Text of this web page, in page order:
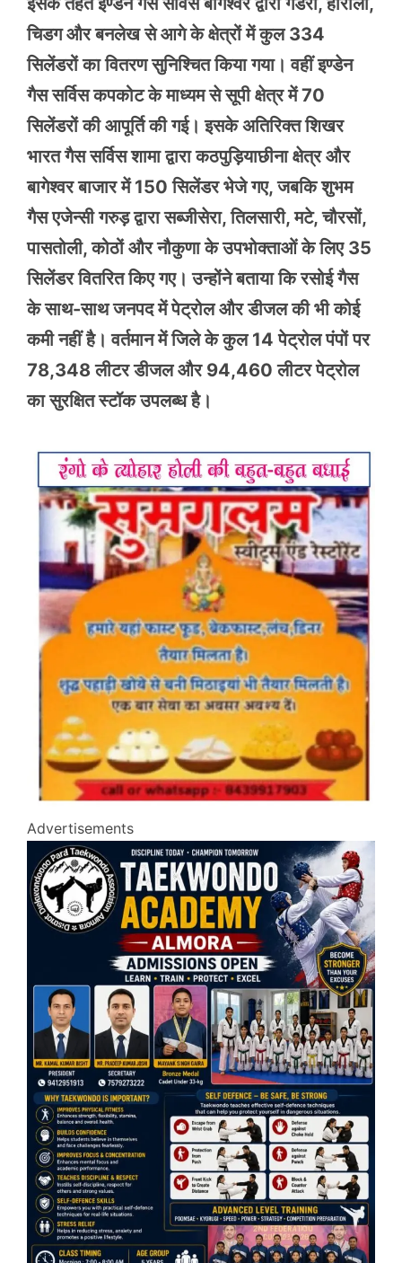
चिडग और बनलेख से आगे के क्षेत्रों में कुल 334
सिलेंडरों का वितरण सुनिश्चित किया गया। वहीं इण्डेन
गैस सर्विस कपकोट के माध्यम से सूपी क्षेत्र में 70
सिलेंडरों की आपूर्ति की गई। इसके अतिरिक्त शिखर
भारत गैस सर्विस शामा द्वारा कठपुड़ियाछीना क्षेत्र और
बागेश्वर बाजार में 150 सिलेंडर भेजे गए, जबकि शुभम
गैस एजेन्सी गरुड़ द्वारा सब्जीसेरा, तिलसारी, मटे, चौरसों,
पासतोली, कोठों और नौकुणा के उपभोक्ताओं के लिए 35
सिलेंडर वितरित किए गए। उन्होंने बताया कि रसोई गैस
के साथ-साथ जनपद में पेट्रोल और डीजल की भी कोई
कमी नहीं है। वर्तमान में जिले के कुल 14 पेट्रोल पंपों पर
78,348 लीटर डीजल और 94,460 लीटर पेट्रोल
का सुरक्षित स्टॉक उपलब्ध है।
Advertisements